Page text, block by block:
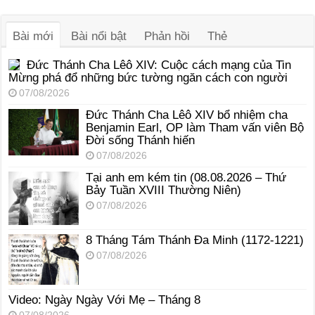
Bài mới Bài nổi bật Phản hồi Thẻ
Đức Thánh Cha Lêô XIV: Cuộc cách mạng của Tin
Mừng phá đổ những bức tường ngăn cách con người
07/08/2026
Đức Thánh Cha Lêô XIV bổ nhiệm cha
Benjamin Earl, OP làm Tham vấn viên Bộ
Đời sống Thánh hiến
07/08/2026
Tại anh em kém tin (08.08.2026 – Thứ
Bảy Tuần XVIII Thường Niên)
07/08/2026
8 Tháng Tám Thánh Ða Minh (1172-1221)
07/08/2026
Video: Ngày Ngày Với Mẹ – Tháng 8